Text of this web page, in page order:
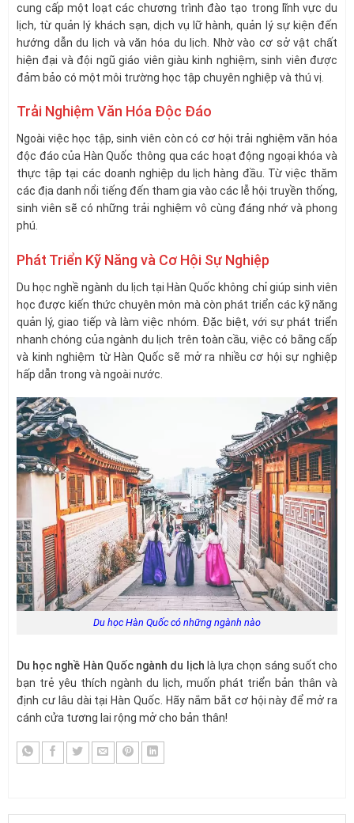
cung cấp một loạt các chương trình đào tạo trong lĩnh vực du
lịch, từ quản lý khách sạn, dịch vụ lữ hành, quản lý sự kiện đến
hướng dẫn du lịch và văn hóa du lịch. Nhờ vào cơ sở vật chất
hiện đại và đội ngũ giáo viên giàu kinh nghiệm, sinh viên được
đảm bảo có một môi trường học tập chuyên nghiệp và thú vị.
Trải Nghiệm Văn Hóa Độc Đáo
Ngoài việc học tập, sinh viên còn có cơ hội trải nghiệm văn hóa
độc đáo của Hàn Quốc thông qua các hoạt động ngoại khóa và
thực tập tại các doanh nghiệp du lịch hàng đầu. Từ việc thăm
các địa danh nổi tiếng đến tham gia vào các lễ hội truyền thống,
sinh viên sẽ có những trải nghiệm vô cùng đáng nhớ và phong
phú.
Phát Triển Kỹ Năng và Cơ Hội Sự Nghiệp
Du học nghề ngành du lịch tại Hàn Quốc không chỉ giúp sinh viên
học được kiến thức chuyên môn mà còn phát triển các kỹ năng
quản lý, giao tiếp và làm việc nhóm. Đặc biệt, với sự phát triển
nhanh chóng của ngành du lịch trên toàn cầu, việc có bằng cấp
và kinh nghiệm từ Hàn Quốc sẽ mở ra nhiều cơ hội sự nghiệp
hấp dẫn trong và ngoài nước.
Du học Hàn Quốc có những ngành nào
Du học nghề Hàn Quốc ngành du lịch là lựa chọn sáng suốt cho
bạn trẻ yêu thích ngành du lịch, muốn phát triển bản thân và
định cư lâu dài tại Hàn Quốc. Hãy nắm bắt cơ hội này để mở ra
cánh cửa tương lai rộng mở cho bản thân!